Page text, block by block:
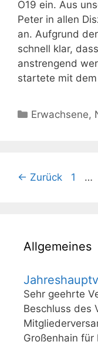
O19 ein. Aus
Peter in allen
an. Aufgrund
schnell klar,
anstrengend
startete mit
Kategorien
Erwachsene,
← Zurück Seite
1 …
Allgemeines
Sehr geehrte
Beschluss des
Großenhain für